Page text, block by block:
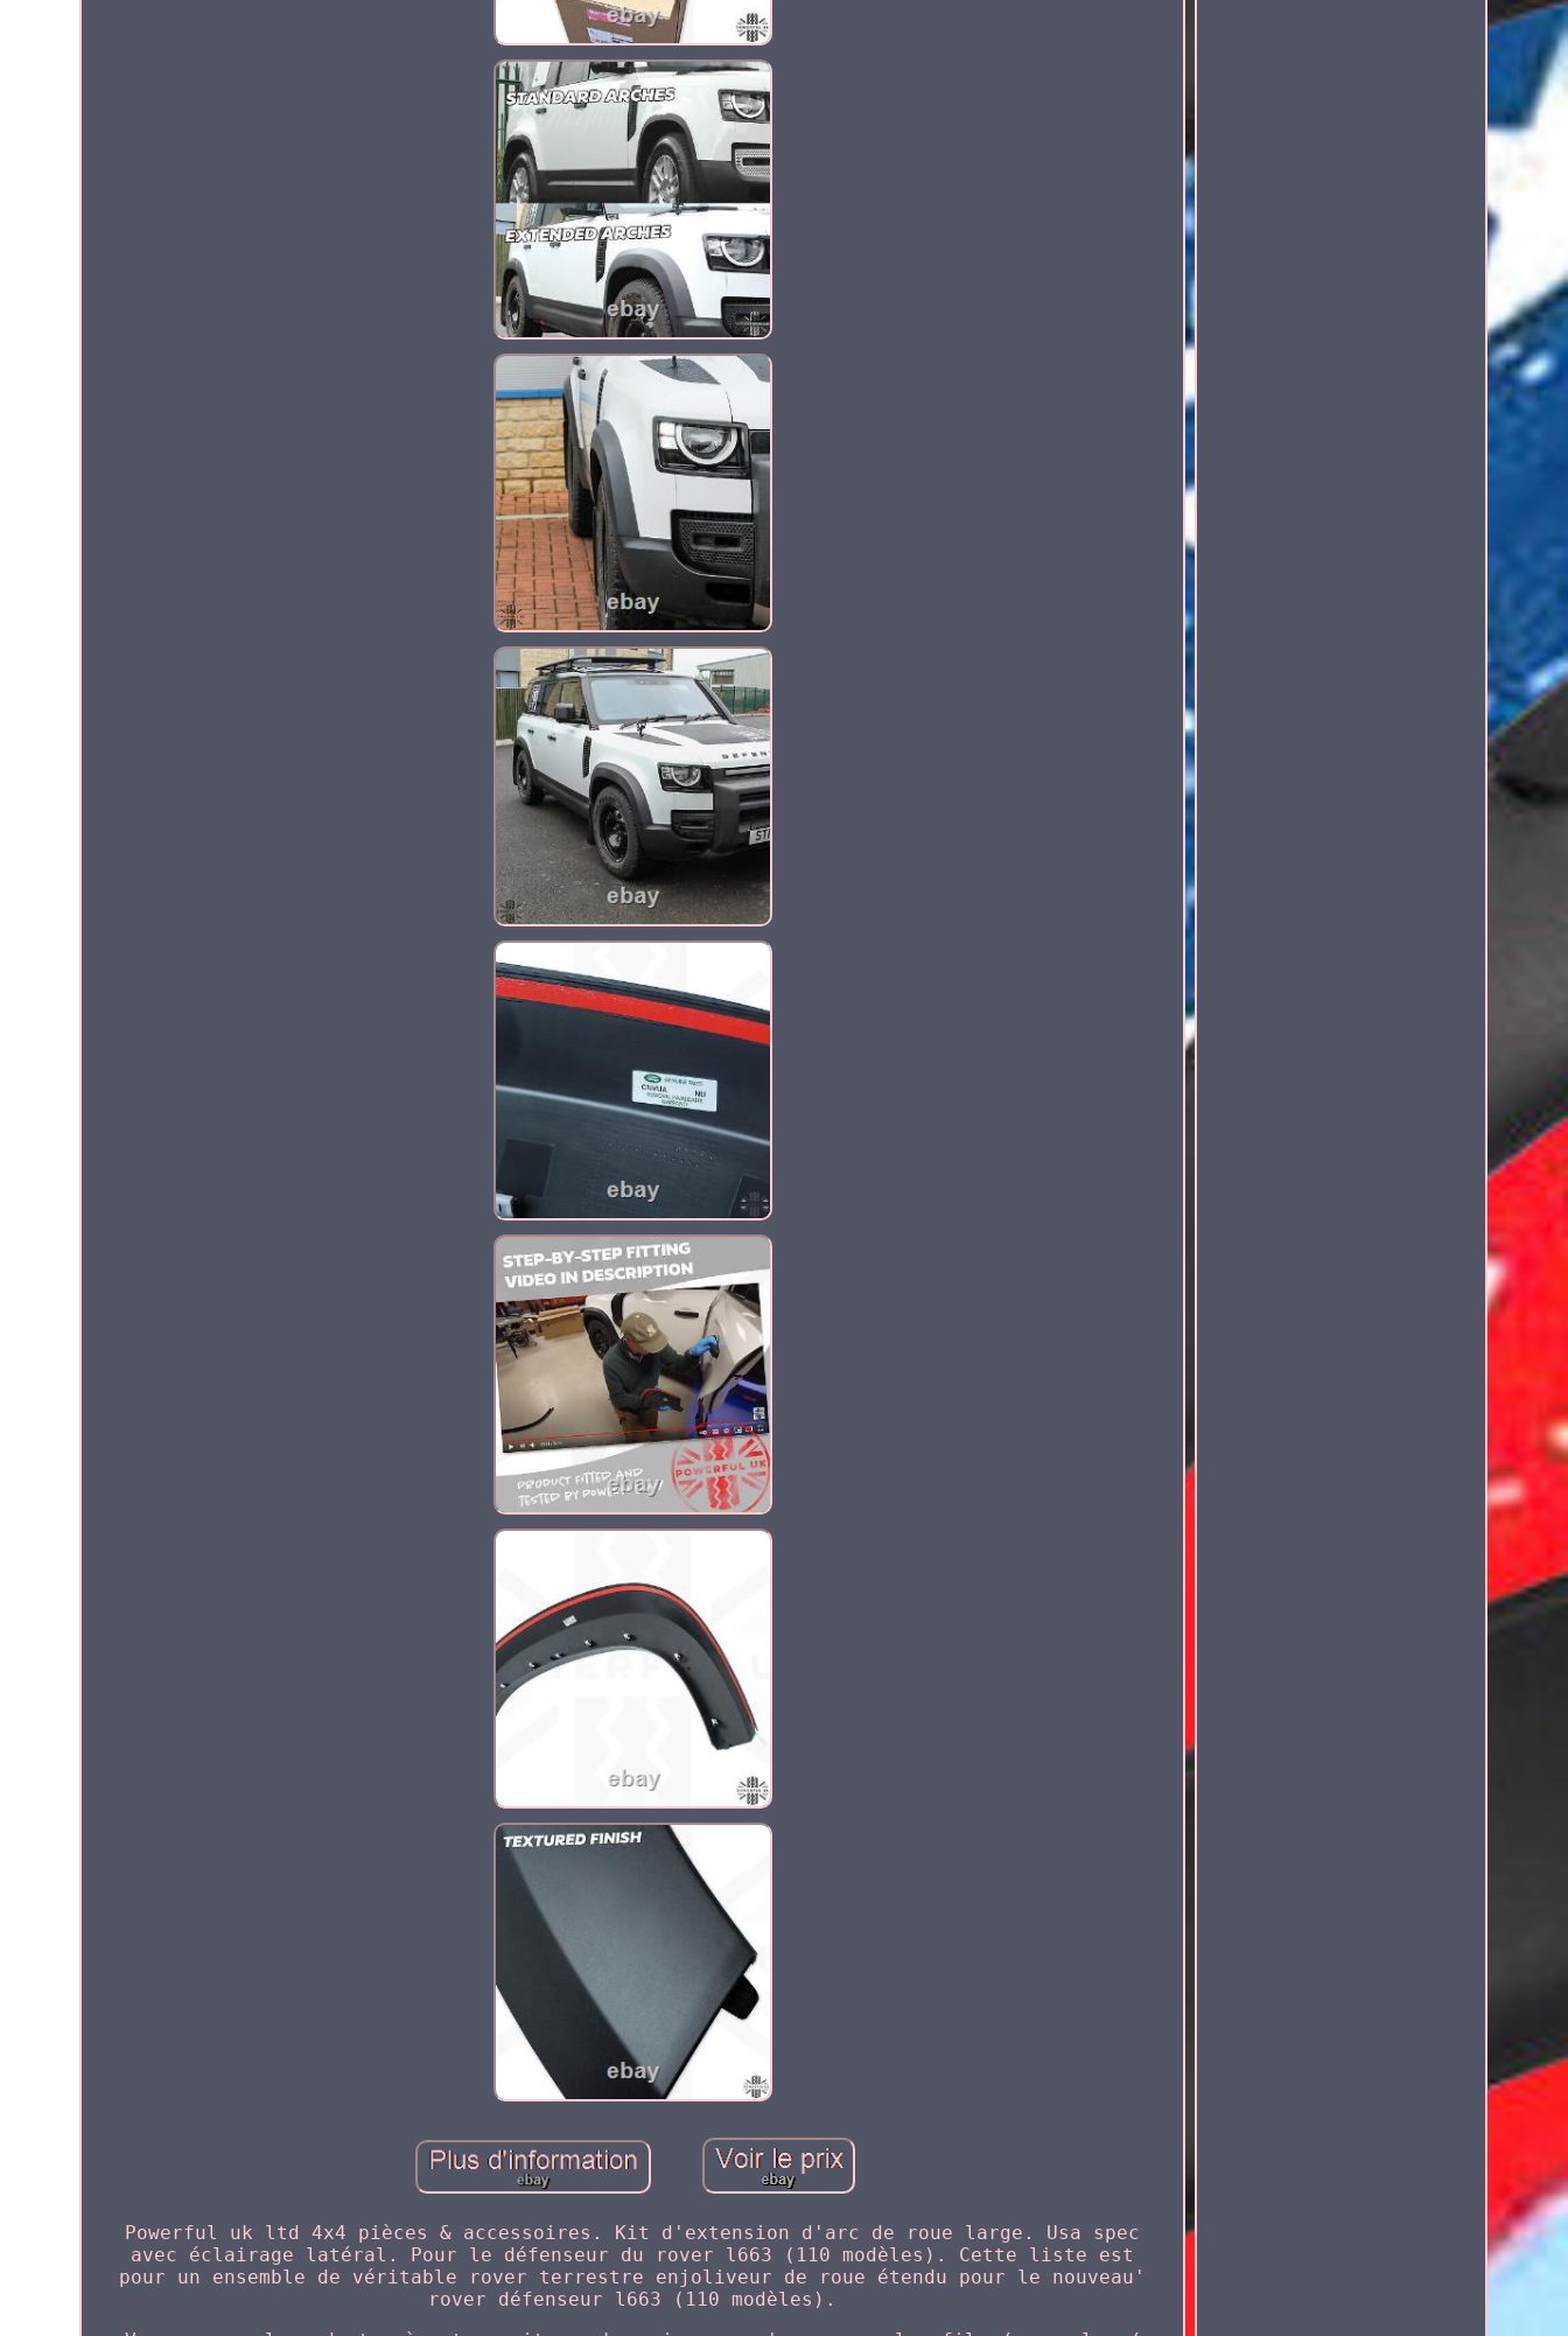
Powerful uk ltd 4x4 pièces & accessoires. Kit d'extension d'arc de roue large. Usa spec
avec éclairage latéral. Pour le défenseur du rover l663 (110 modèles). Cette liste est
pour un ensemble de véritable rover terrestre enjoliveur de roue étendu pour le nouveau'
rover défenseur l663 (110 modèles).